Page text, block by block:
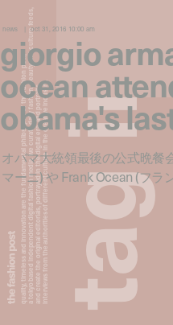
quality, timeless and innovation are the fundamental philosophy of the fashion post,a tokyo based independent digital fashion media. we curate daily fashion, beauty and culture feeds,and create the original editorials, portrayed in the digital era, and portraits,interviews from the authorities of different culture in the creative industry.
t
a
g
i
n
d
news oct 31, 2016 10:00 am
giorgio
ocean
obama's
オバマ大統領最後の公式晩餐
マーニ) や Frank Ocean (フラ